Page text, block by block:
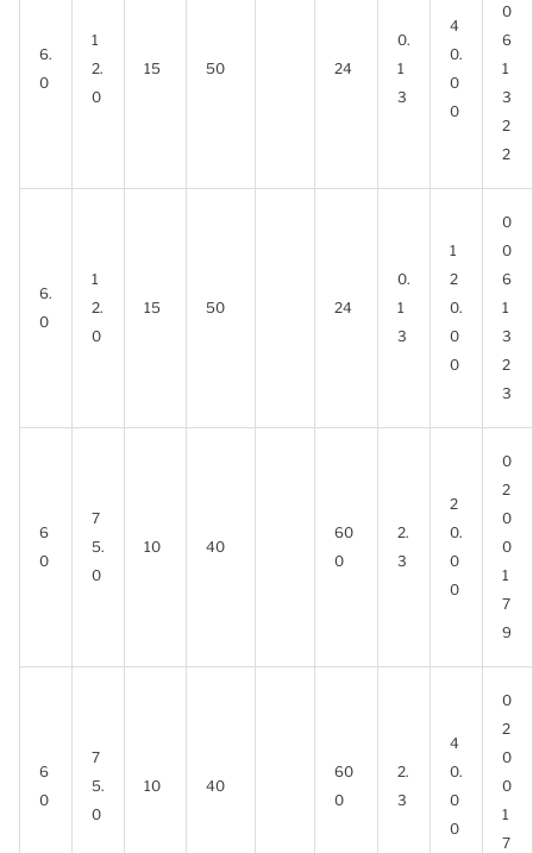
6.
0
1
2.
0
15 50 24
0.
1
3
4
0.
0
0
0
6
1
3
2
2
6.
0
1
2.
0
15 50 24
0.
1
3
1
2
0.
0
0
0
0
6
1
3
2
3
6
0
7
5.
0
10 40
60
0
2.
3
2
0.
0
0
0
2
0
0
1
7
9
6
0
7
5.
0
10 40
60
0
2.
3
4
0.
0
0
0
2
0
0
1
7